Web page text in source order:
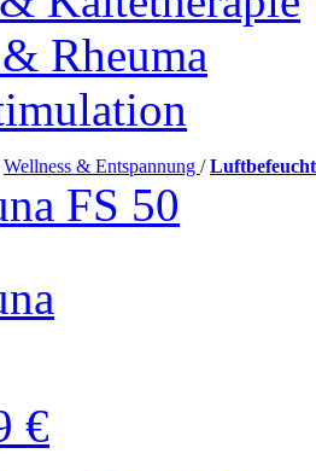
Rheuma
Wellness & Entspannung /
FS 50
€